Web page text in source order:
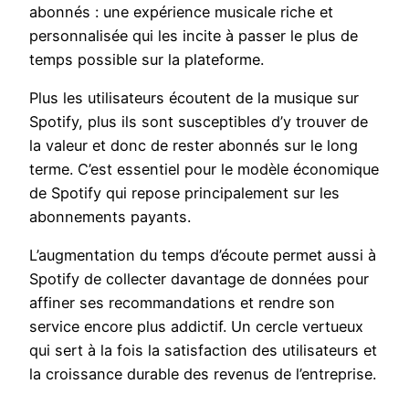
abonnés : une expérience musicale riche et
personnalisée qui les incite à passer le plus de
temps possible sur la plateforme.
Plus les utilisateurs écoutent de la musique sur
Spotify, plus ils sont susceptibles d’y trouver de
la valeur et donc de rester abonnés sur le long
terme. C’est essentiel pour le modèle économique
de Spotify qui repose principalement sur les
abonnements payants.
L’augmentation du temps d’écoute permet aussi à
Spotify de collecter davantage de données pour
affiner ses recommandations et rendre son
service encore plus addictif. Un cercle vertueux
qui sert à la fois la satisfaction des utilisateurs et
la croissance durable des revenus de l’entreprise.